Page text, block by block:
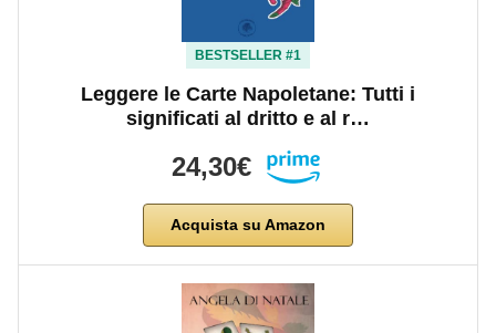
BESTSELLER #1
Leggere le Carte Napoletane: Tutti i
significati al dritto e al r…
24,30€
Acquista su Amazon